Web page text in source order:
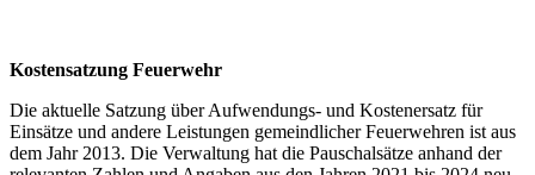
Kostensatzung Feuerwehr
Die aktuelle Satzung über Aufwendungs- und Kostenersatz für
Einsätze und andere Leistungen gemeindlicher Feuerwehren ist aus
dem Jahr 2013. Die Verwaltung hat die Pauschalsätze anhand der